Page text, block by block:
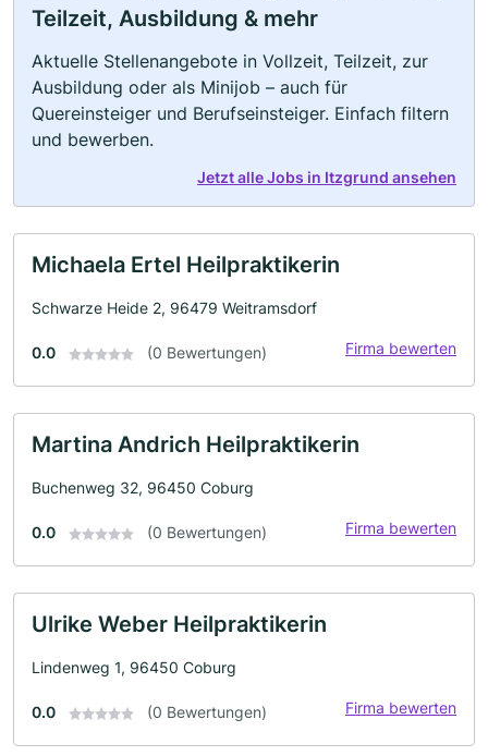
Teilzeit, Ausbildung & mehr
Aktuelle Stellenangebote in Vollzeit, Teilzeit, zur
Ausbildung oder als Minijob – auch für
Quereinsteiger und Berufseinsteiger. Einfach filtern
und bewerben.
Jetzt alle Jobs in Itzgrund ansehen
Michaela Ertel Heilpraktikerin
Schwarze Heide 2, 96479 Weitramsdorf
0.0 (0 Bewertungen) Firma bewerten
Martina Andrich Heilpraktikerin
Buchenweg 32, 96450 Coburg
0.0 (0 Bewertungen) Firma bewerten
Ulrike Weber Heilpraktikerin
Lindenweg 1, 96450 Coburg
0.0 (0 Bewertungen) Firma bewerten